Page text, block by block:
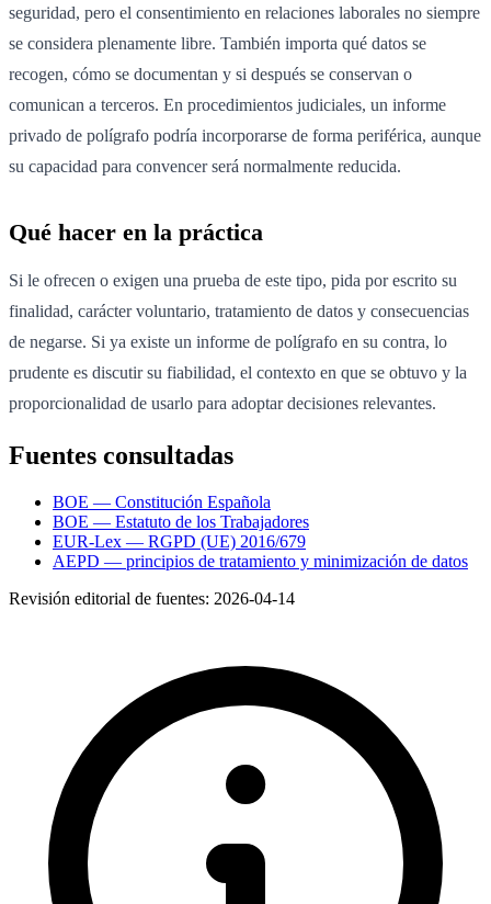
seguridad, pero el consentimiento en relaciones laborales no siempre
se considera plenamente libre. También importa qué datos se
recogen, cómo se documentan y si después se conservan o
comunican a terceros. En procedimientos judiciales, un informe
privado de polígrafo podría incorporarse de forma periférica, aunque
su capacidad para convencer será normalmente reducida.
Qué hacer en la práctica
Si le ofrecen o exigen una prueba de este tipo, pida por escrito su
finalidad, carácter voluntario, tratamiento de datos y consecuencias
de negarse. Si ya existe un informe de polígrafo en su contra, lo
prudente es discutir su fiabilidad, el contexto en que se obtuvo y la
proporcionalidad de usarlo para adoptar decisiones relevantes.
Fuentes consultadas
BOE — Constitución Española
BOE — Estatuto de los Trabajadores
EUR-Lex — RGPD (UE) 2016/679
AEPD — principios de tratamiento y minimización de datos
Revisión editorial de fuentes: 2026-04-14